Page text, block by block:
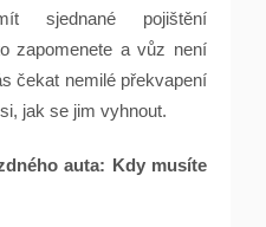
sjednané pojištění
zapomenete a vůz není
čekat nemilé překvapení
jak se jim vyhnout.
auta: Kdy musíte